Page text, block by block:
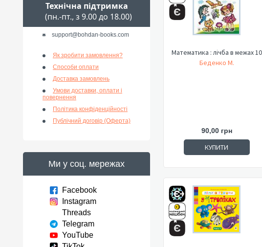
Технічна підтримка
(пн.-пт., з 9.00 до 18.00)
support@bohdan-books.com
Як зробити замовлення?
Способи оплати
Доставка замовлень
Умови доставки, оплати і
повернення
Політика конфіденційності
Публічний договір (Оферта)
Ми у соц. мережах
Facebook
Instagram
Threads
Telegram
YouTube
Математика : лічба в межах 10
Беденко М.
90,00 грн
КУПИТИ